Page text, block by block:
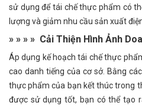
sử dụng để tái chế thực phẩm có
lượng và giảm nhu cầu sản xuất
» » » » Cải Thiện Hình Ảnh
Áp dụng kế hoạch tái chế thực
cao danh tiếng của cơ sở. Bằng
thực phẩm của bạn kết thúc trong
được sử dụng tốt, bạn có thể tạo